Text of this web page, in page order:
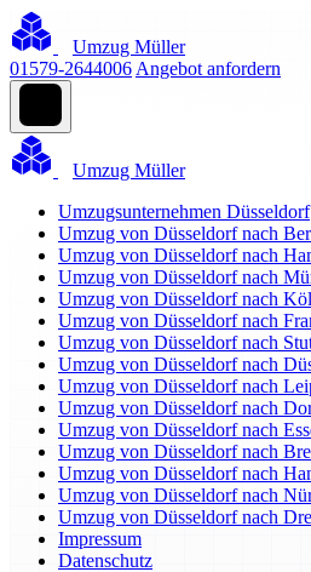
Umzug Müller
01579-2644006 Angebot anfordern
Umzug Müller
Umzugsunternehmen Düsseldorf
Umzug von Düsseldorf nach
Umzug von Düsseldorf nach
Umzug von Düsseldorf nach
Umzug von Düsseldorf nach
Umzug von Düsseldorf nach
Umzug von Düsseldorf nach
Umzug von Düsseldorf nach
Umzug von Düsseldorf nach
Umzug von Düsseldorf nach
Umzug von Düsseldorf nach
Umzug von Düsseldorf nach
Umzug von Düsseldorf nach
Umzug von Düsseldorf nach
Umzug von Düsseldorf nach
Impressum
Datenschutz